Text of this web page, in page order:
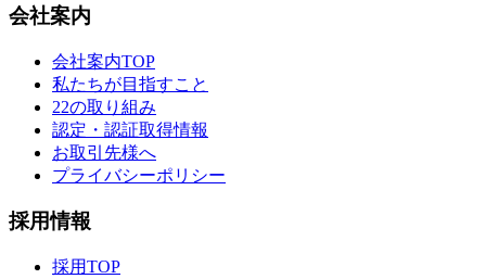
会社案内
会社案内TOP
私たちが目指すこと
22の取り組み
認定・認証取得情報
お取引先様へ
プライバシーポリシー
採用情報
採用TOP